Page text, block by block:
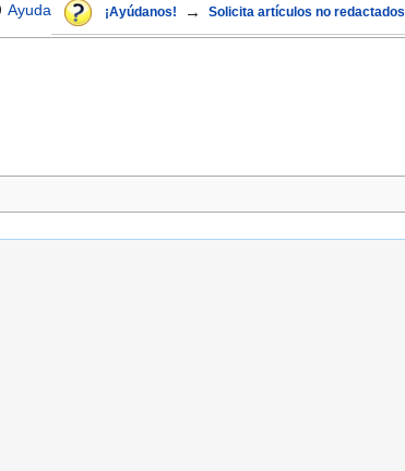
¡Ayúdanos! → Solicita artículos no redactados
Ayuda